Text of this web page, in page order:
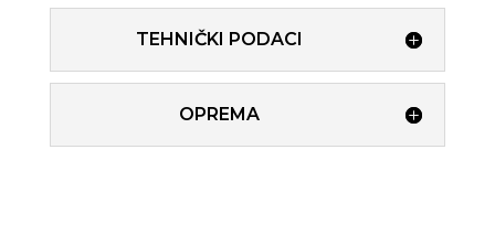
TEHNIČKI PODACI
OPREMA